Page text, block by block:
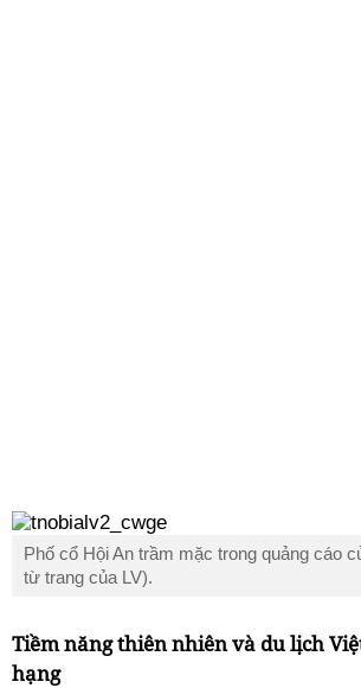
Phố cổ Hội An trầm mặc trong quảng cáo
từ trang của LV).
Tiềm năng thiên nhiên và du lịch
hạng